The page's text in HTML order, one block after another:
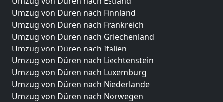
Umzug von Düren nach Finnland
Umzug von Düren nach Frankreich
Umzug von Düren nach Griechenland
Umzug von Düren nach Italien
Umzug von Düren nach Liechtenstein
Umzug von Düren nach Luxemburg
Umzug von Düren nach Niederlande
Umzug von Düren nach Norwegen